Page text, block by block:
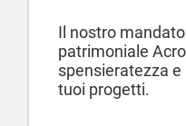
Il nostro
patrimoniale
spensieratezza
tuoi progetti.